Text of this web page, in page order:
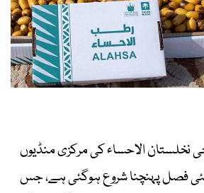
نخلستان الاحساء کی مرکزی منڈیوں
نئی فصل پہنچنا شروع ہوگئی ہے، جس